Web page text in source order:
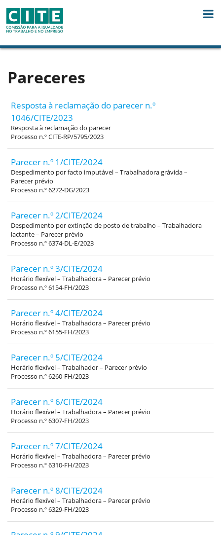
Pareceres
Resposta à reclamação do parecer n.º
1046/CITE/2023
Resposta à reclamação do parecer
Processo n.º CITE-RP/5795/2023
Parecer n.º 1/CITE/2024
Despedimento por facto imputável – Trabalhadora grávida –
Parecer prévio
Processo n.º 6272-DG/2023
Parecer n.º 2/CITE/2024
Despedimento por extinção de posto de trabalho – Trabalhadora
lactante – Parecer prévio
Processo n.º 6374-DL-E/2023
Parecer n.º 3/CITE/2024
Horário flexível – Trabalhadora – Parecer prévio
Processo n.º 6154-FH/2023
Parecer n.º 4/CITE/2024
Horário flexível – Trabalhadora – Parecer prévio
Processo n.º 6155-FH/2023
Parecer n.º 5/CITE/2024
Horário flexível – Trabalhador – Parecer prévio
Processo n.º 6260-FH/2023
Parecer n.º 6/CITE/2024
Horário flexível – Trabalhadora – Parecer prévio
Processo n.º 6307-FH/2023
Parecer n.º 7/CITE/2024
Horário flexível – Trabalhadora – Parecer prévio
Processo n.º 6310-FH/2023
Parecer n.º 8/CITE/2024
Horário flexível – Trabalhadora – Parecer prévio
Processo n.º 6329-FH/2023